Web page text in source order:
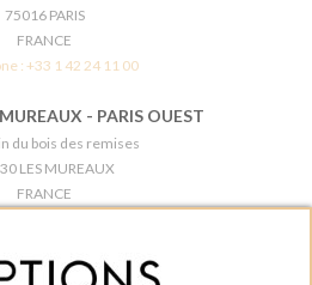
75016 PARIS
FRANCE
:+33 1 42 24 11 00
- PARIS OUEST
du bois des remises
LES MUREAUX
FRANCE
- PARIS 5E